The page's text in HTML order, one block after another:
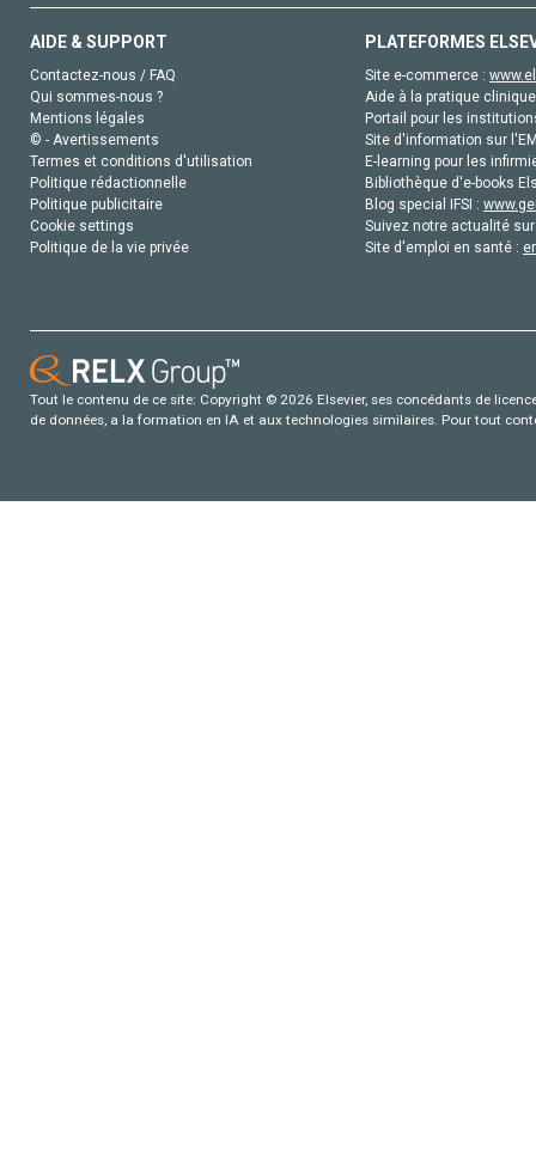
AIDE & SUPPORT
Contactez-nous / FAQ
Qui sommes-nous ?
Mentions légales
© - Avertissements
Termes et conditions d'utilisation
Politique rédactionnelle
Politique publicitaire
Cookie settings
Politique de la vie privée
PLATEFORMES
Site e-commerce :
Aide à la pratique
Portail pour les
Site d'information sur
E-learning pour les
Bibliothèque d'e-books
Blog special IFSI :
Suivez notre actualité
Site d'emploi en santé :
Tout le contenu de ce site: Copyright © 2026 Elsevier, ses concédants de
de données, a la formation en IA et aux technologies similaires. Pour tout